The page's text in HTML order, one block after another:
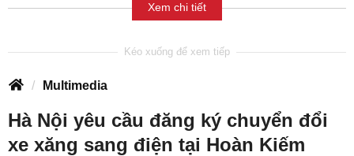
Xem chi tiết
Multimedia
Hà Nội yêu cầu đăng ký chuyển đổi
xe xăng sang điện tại Hoàn Kiếm